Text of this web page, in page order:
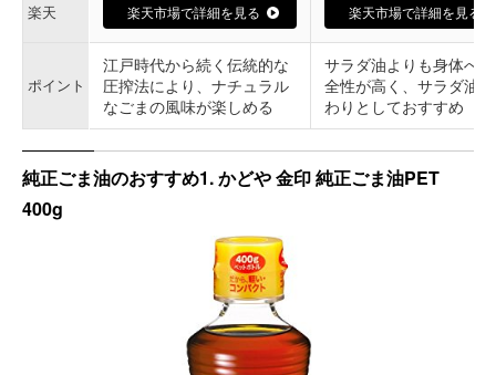
楽天 楽天市場で詳細を見る 楽天市場で詳細を見る
ポイント
江戸時代から続く伝統的な
圧搾法により、ナチュラル
なごまの風味が楽しめる
サラダ油よりも身体へ
全性が高く、サラダ油
わりとしておすすめ
純正ごま油のおすすめ1. かどや 金印 純正ごま油PET
400g